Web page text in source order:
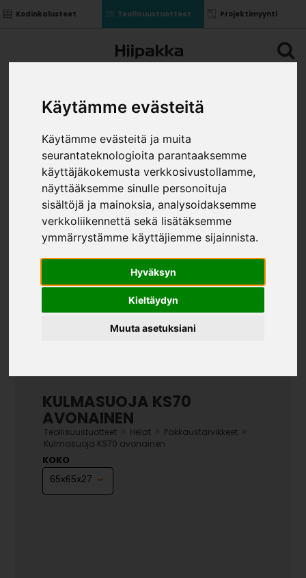
Käytämme evästeitä
Käytämme evästeitä ja muita
seurantateknologioita parantaaksemme
käyttäjäkokemusta verkkosivustollamme,
näyttääksemme sinulle personoituja
sisältöjä ja mainoksia, analysoidaksemme
verkkoliikennettä sekä lisätäksemme
ymmärrystämme käyttäjiemme sijainnista.
Hyväksyn
Kieltäydyn
Muuta asetuksiani
Kodinkalusteet Teollisuustuotteet Projektimyynti
KULMASUOJA KS70
AVONAINEN
Teollisuustuotteet Helat Pakkaustarvikkeet
Kulmasuoja KS70 avonainen
KOKO